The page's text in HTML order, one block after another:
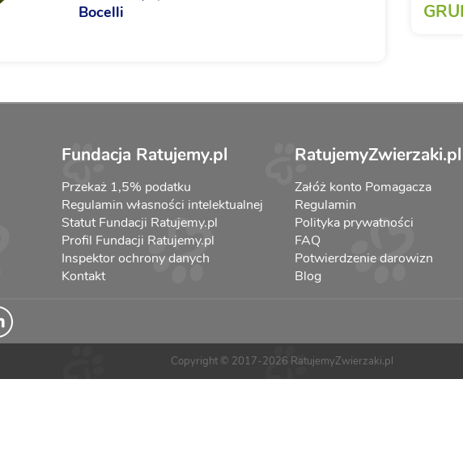
Bocelli
Fundacja Ratujemy.pl
Przekaż 1,5% podatku
Regulamin własności intelektualnej
Statut Fundacji Ratujemy.pl
Profil Fundacji Ratujemy.pl
Inspektor ochrony danych
Kontakt
RatujemyZwierzaki.pl
Załóż konto Pomagacza
Regulamin
Polityka prywatności
FAQ
Potwierdzenie darowizn
Blog
Copyright © 2017-2026 RatujemyZwierzaki.pl